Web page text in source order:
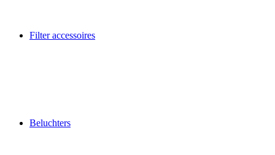
Filter accessoires
Beluchters